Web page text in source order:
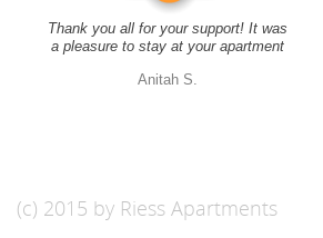
Thank you all for your support! It was
a pleasure to stay at your apartment
Anitah S.
(c) 2015 by Riess Apartments